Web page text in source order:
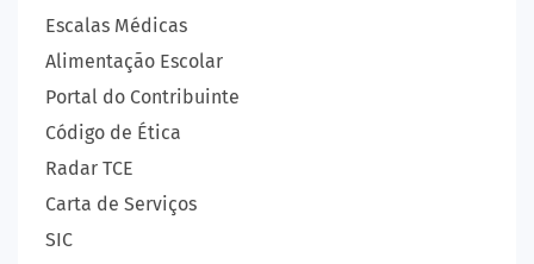
Escalas Médicas
Alimentação Escolar
Portal do Contribuinte
Código de Ética
Radar TCE
Carta de Serviços
SIC